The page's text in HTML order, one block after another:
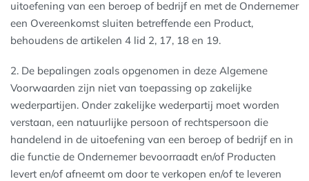
uitoefening van een beroep of bedrijf en met de Ondernemer
een Overeenkomst sluiten betreffende een Product,
behoudens de artikelen 4 lid 2, 17, 18 en 19.
2. De bepalingen zoals opgenomen in deze Algemene
Voorwaarden zijn niet van toepassing op zakelijke
wederpartijen. Onder zakelijke wederpartij moet worden
verstaan, een natuurlijke persoon of rechtspersoon die
handelend in de uitoefening van een beroep of bedrijf en in
die functie de Ondernemer bevoorraadt en/of Producten
levert en/of afneemt om door te verkopen en/of te leveren